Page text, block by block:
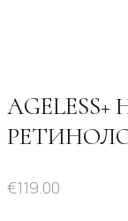
€119.00